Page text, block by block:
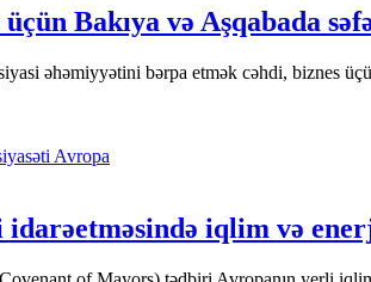
Bakıya və Aşqabada
əhəmiyyətini bərpa etmək cəhdi, biznes
Avropa
idarəetməsində iqlim və